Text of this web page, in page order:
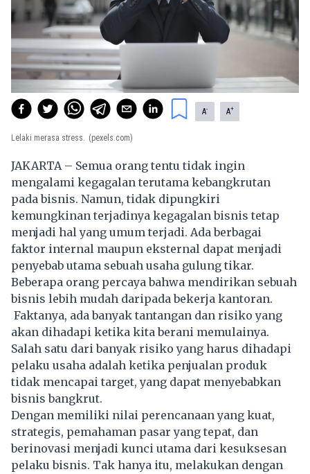
A- A+
Lelaki merasa stress. (pexels.com)
JAKARTA – Semua orang tentu tidak ingin
mengalami kegagalan terutama kebangkrutan
pada bisnis. Namun, tidak dipungkiri
kemungkinan terjadinya kegagalan bisnis tetap
menjadi hal yang umum terjadi. Ada berbagai
faktor internal maupun eksternal dapat menjadi
penyebab utama sebuah usaha gulung tikar.
Beberapa orang percaya bahwa mendirikan sebuah
bisnis lebih mudah daripada bekerja kantoran.
Faktanya, ada banyak tantangan dan risiko yang
akan dihadapi ketika kita berani memulainya.
Salah satu dari banyak risiko yang harus dihadapi
pelaku usaha adalah ketika penjualan produk
tidak mencapai target, yang dapat menyebabkan
bisnis bangkrut.
Dengan memiliki nilai perencanaan yang kuat,
strategis, pemahaman pasar yang tepat, dan
berinovasi menjadi kunci utama dari kesuksesan
pelaku bisnis. Tak hanya itu, melakukan dengan